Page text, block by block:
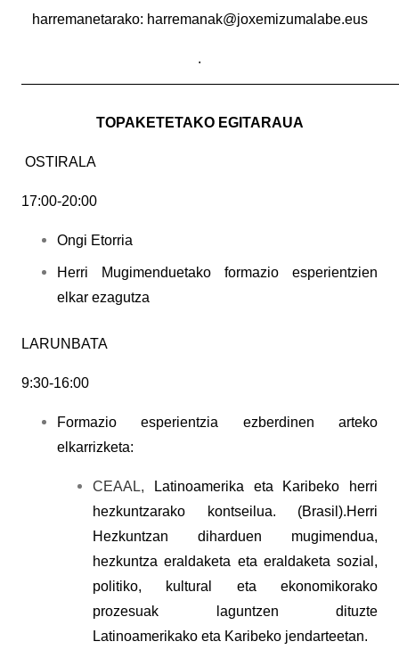
harremanetarako: harremanak@joxemizumalabe.eus
.
TOPAKETETAKO EGITARAUA
OSTIRALA
17:00-20:00
Ongi Etorria
Herri Mugimenduetako formazio esperientzien
elkar ezagutza
LARUNBATA
9:30-16:00
Formazio esperientzia ezberdinen arteko
elkarrizketa:
CEAAL, Latinoamerika eta Karibeko herri
hezkuntzarako kontseilua. (Brasil).Herri
Hezkuntzan diharduen mugimendua,
hezkuntza eraldaketa eta eraldaketa sozial,
politiko, kultural eta ekonomikorako
prozesuak laguntzen dituzte
Latinoamerikako eta Karibeko jendarteetan.